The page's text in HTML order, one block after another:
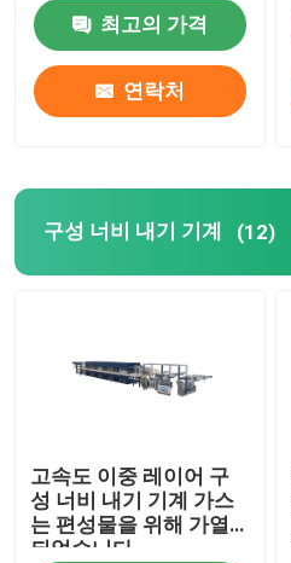
최고의 가격
연락처
구성 너비 내기 기계 (12)
고속도 이중 레이어 구
성 너비 내기 기계 가스
는 편성물을 위해 가열
되었습니다